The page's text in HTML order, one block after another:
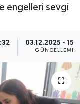
engelleri sevgi
03.12.2025 -
GÜNCELLEME